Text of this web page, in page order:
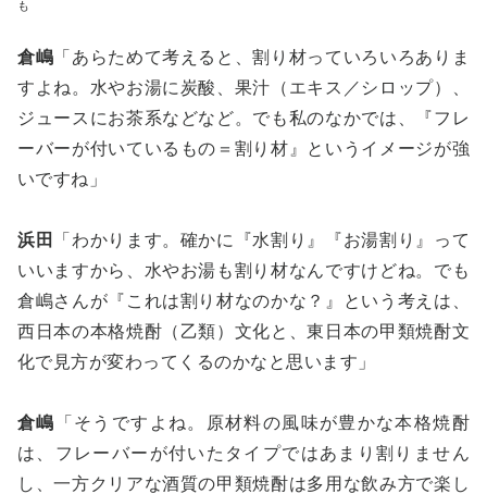
も
倉嶋 「あらためて考えると、割り材っていろいろありま
すよね。水やお湯に炭酸、果汁（エキス／シロップ）、
ジュースにお茶系などなど。でも私のなかでは、『フレ
ーバーが付いているもの＝割り材』というイメージが強
いですね」
浜田
「わかります。確かに『水割り』『お湯割り』って
いいますから、水やお湯も割り材なんですけどね。でも
倉嶋さんが『これは割り材なのかな？』という考えは、
西日本の本格焼酎（乙類）文化と、東日本の甲類焼酎文
化で見方が変わってくるのかなと思います」
倉嶋
「そうですよね。原材料の風味が豊かな本格焼酎
は、フレーバーが付いたタイプではあまり割りません
し、一方クリアな酒質の甲類焼酎は多用な飲み方で楽し